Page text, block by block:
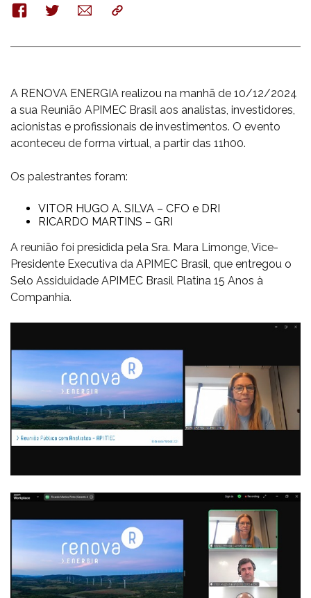
FacebookTwitterE-
mail
Copy
A RENOVA ENERGIA realizou na manhã de 10/12/2024
a sua Reunião APIMEC Brasil aos analistas, investidores,
acionistas e profissionais de investimentos. O evento
aconteceu de forma virtual, a partir das 11h00.
Os palestrantes foram:
VITOR HUGO A. SILVA – CFO e DRI
RICARDO MARTINS – GRI
A reunião foi presidida pela Sra. Mara Limonge, Vice-
Presidente Executiva da APIMEC Brasil, que entregou o
Selo Assiduidade APIMEC Brasil Platina 15 Anos à
Companhia.